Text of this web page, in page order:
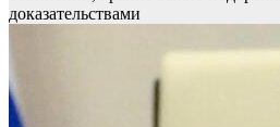
доказательствами